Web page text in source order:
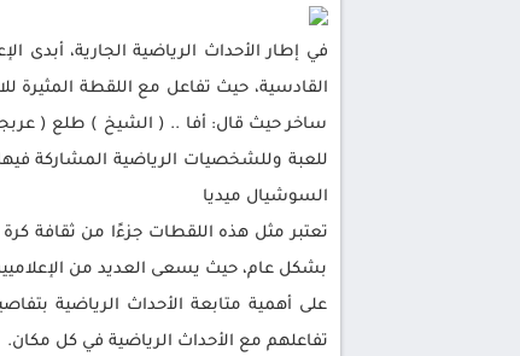
في إطار الأحداث الرياضية الجارية، أبدى
القادسية، حيث تفاعل مع اللقطة المثيرة
ساخر حيث قال: أفا .. ( الشيخ ) طلع (
للعبة وللشخصيات الرياضية المشاركة
السوشيال ميديا
تعتبر مثل هذه اللقطات جزءًا من ثقافة كرة
بشكل عام، حيث يسعى العديد من
على أهمية متابعة الأحداث الرياضية
تفاعلهم مع الأحداث الرياضية في كل مكان.